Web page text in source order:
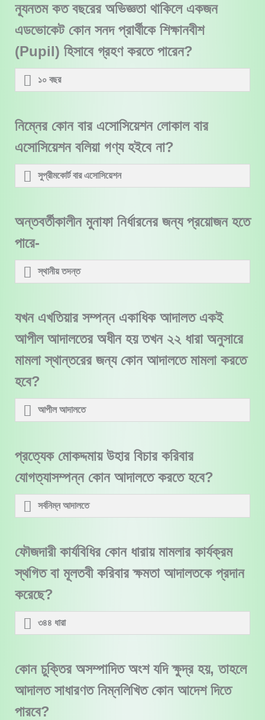
ন্যূনতম কত বছরের অভিজ্ঞতা থাকিলে একজন
এডভোকেট কোন সনদ প্রার্থীকে শিক্ষানবীশ
(Pupil) হিসাবে গ্রহণ করতে পারেন?
১০ বছর
নিম্নের কোন বার এসোসিয়েশন লোকাল বার
এসোসিয়েশন বলিয়া গণ্য হইবে না?
সুপ্রীমকোর্ট বার এসোসিয়েশন
অন্তবর্তীকালীন মুনাফা নির্ধারনের জন্য প্রয়োজন হতে
পারে-
স্থানীয় তদন্ত
যখন এখতিয়ার সম্পন্ন একাধিক আদালত একই
আপীল আদালতের অধীন হয় তখন ২২ ধারা অনুসারে
মামলা স্থান্তরের জন্য কোন আদালতে মামলা করতে
হবে?
আপীল আদালতে
প্রত্যেক মোকদ্দমায় উহার বিচার করিবার
যোগত্যাসম্পন্ন কোন আদালতে করতে হবে?
সর্বনিম্ন আদালতে
ফৌজদারী কার্যবিধির কোন ধারায় মামলার কার্যক্রম
স্থগিত বা মূলতবী করিবার ক্ষমতা আদালতকে প্রদান
করেছে?
৩৪৪ ধারা
কোন চুক্তির অসম্পাদিত অংশ যদি ক্ষুদ্র হয়, তাহলে
আদালত সাধারণত নিম্নলিখিত কোন আদেশ দিতে
পারবে?